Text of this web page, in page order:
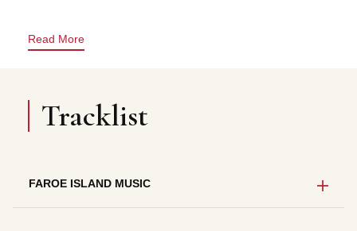
Read More
Tracklist
FAROE ISLAND MUSIC